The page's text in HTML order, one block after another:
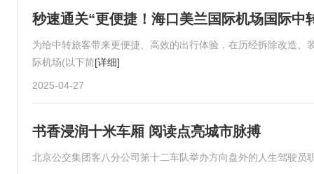
秒速通关“更便捷！海口美兰国际机场国际中
为给中转旅客带来更便捷、高效的出行体验，在历经拆除改造
际机场(以下简[详细]
2025-04-27
书香浸润十米车厢 阅读点亮城市脉搏
北京公交集团客八分公司第十二车队举办方向盘外的人生驾驶